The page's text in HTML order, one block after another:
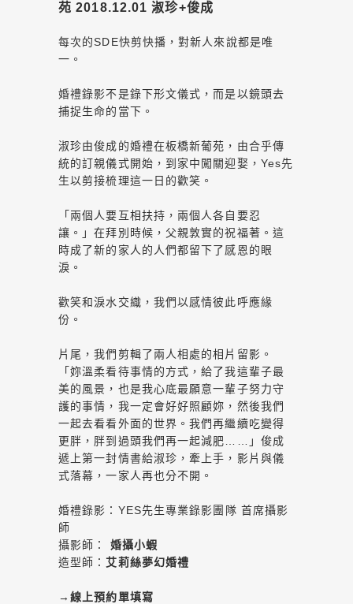
苑 2018.12.01 淑珍+俊成
每次的SDE快剪快播，對新人來說都是唯
一。
婚禮錄影不是錄下形文儀式，而是以鏡頭去
捕捉生命的當下。
淑珍由俊成的婚禮在板橋新葡苑，由合乎傳
統的訂親儀式開始，到家中闖關迎娶，Yes先
生以剪接梳理這一日的歡笑。
「兩個人要互相扶持，兩個人各自要忍
讓。」在拜別時候，父親敦實的祝福著。這
時成了新的家人的人們都留下了感恩的眼
淚。
歡笑和淚水交織，我們以感情彼此呼應緣
份。
片尾，我們剪輯了兩人相處的相片留影。
「妳溫柔看待事情的方式，給了我這輩子最
美的風景，也是我心底最願意一輩子努力守
護的事情，我一定會好好照顧妳，然後我們
一起去看看外面的世界。我們再繼續吃變得
更胖，胖到過頭我們再一起減肥……」俊成
遞上第一封情書給淑珍，牽上手，影片與儀
式落幕，一家人再也分不開。
婚禮錄影：YES先生專業錄影團隊 首席攝影
師
攝影師： 婚攝小蝦
造型師： 艾莉絲夢幻婚禮
→線上預約單填寫